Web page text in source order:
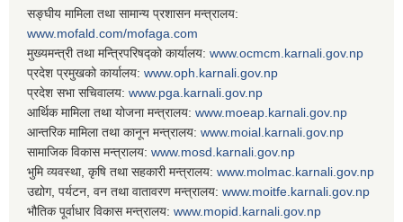
सङ्घीय मामिला तथा सामान्य प्रशासन मन्त्रालय:
www.mofald.com/mofaga.com
मुख्यमन्त्री तथा मन्त्रिपरिषद्को कार्यालय: www.ocmcm.karnali.gov.np
प्रदेश प्रमुखको कार्यालय: www.oph.karnali.gov.np
प्रदेश सभा सचिवालय: www. pga.karnali.gov.np
आर्थिक मामिला तथा योजना मन्त्रालय: www. moeap.karnali.gov.np
आन्तरिक मामिला तथा कानून मन्त्रालय: www. moial.karnali.gov.np
सामाजिक विकास मन्त्रालय: www. mosd.karnali.gov.np
भुमि व्यवस्था, कृषि तथा सहकारी मन्त्रालय: www. molmac.karnali.gov.np
उद्योग, पर्यटन, वन तथा वातावरण मन्त्रालय: www. moitfe.karnali.gov.np
भौतिक पूर्वाधार विकास मन्त्रालय: www. mopid.karnali.gov.np